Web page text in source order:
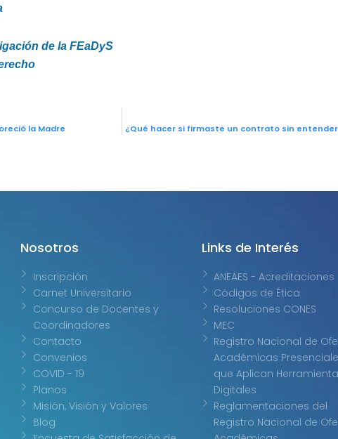
de la FEaDyS
la Madre ¿Qué hacer si firmaste un contrato sin
Nosotros
Inscripción
Carnet Universitario
Concurso de Docentes y
Coordinadores
Contacto
Convenios
COVID - 19
Planos
Misión, Visión y Valores
Blog
Links de Interés
ANEAES - Acreditaciones
Códigos de Ética
Resoluciones CONES
MEC
Registro Nacional de
Académicas
que Aplican
Digitales
Reglamentaciones del
Registro Nacional de